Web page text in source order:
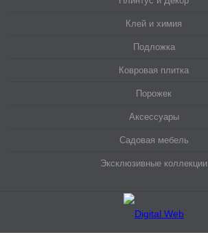
Клей и химия
Подложка
Ковровая плитка
Порожек
Аксессуары
Садовая мебель
Эксклюзивные коллекции